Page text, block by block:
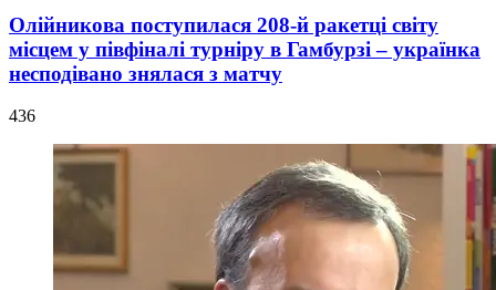
Олійникова поступилася 208-й ракетці світу
місцем у півфіналі турніру в Гамбурзі – українка
несподівано знялася з матчу
436